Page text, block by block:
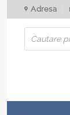
to
content
Adresa
Products
search